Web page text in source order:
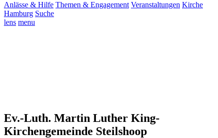
Anlässe & Hilfe Themen & Engagement Veranstaltungen Kirche
Hamburg Suche
lens menu
Ev.-Luth. Martin Luther King-
Kirchengemeinde Steilshoop